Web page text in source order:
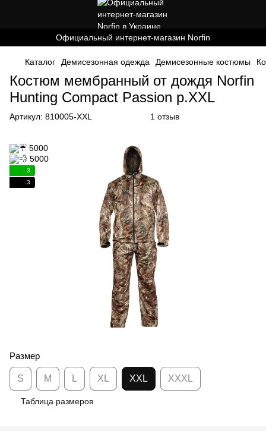
Официальный интернет-магазин Norfin
Каталог Демисезонная одежда Демисезонные костюмы
Костюм мембранный от дождя Norfin
Hunting Compact Passion р.XXL
Артикул: 810005-XXL 1 отзыв
3
3
Размер
S M L XL XXL XXXL
Таблица размеров